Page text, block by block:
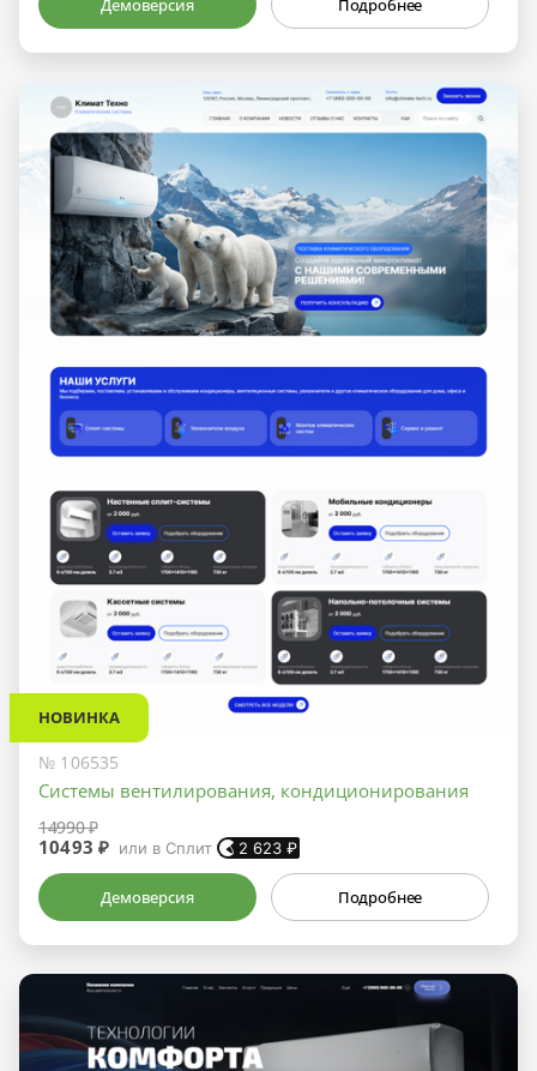
Демоверсия Подробнее
НОВИНКА
№ 106535
Системы вентилирования, кондиционирования
14990 ₽
10493 ₽ или в Сплит 2 623 ₽
Демоверсия Подробнее